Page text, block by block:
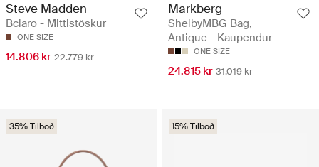
Steve Madden
Bclaro - Mittistöskur
ONE SIZE
14.806 kr 22.779 kr
Markberg
ShelbyMBG Bag,
Antique - Kaupendur
ONE SIZE
24.815 kr 31.019 kr
35% Tilboð 15% Tilboð